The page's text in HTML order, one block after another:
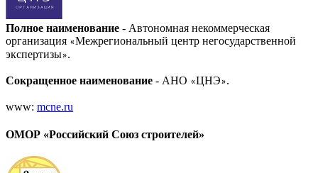
Полное наименование - Автономная некоммерческая
организация «Межрегиональный центр негосударственной
экспертизы».
Сокращенное наименование - АНО «ЦНЭ».
www: mcne.ru
ОМОР «Российский Союз строителей»